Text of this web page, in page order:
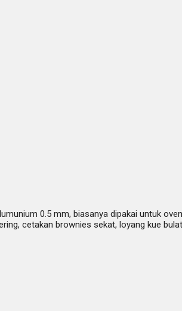
0.5 mm, biasanya dipakai untuk
cetakan brownies sekat, loyang kue